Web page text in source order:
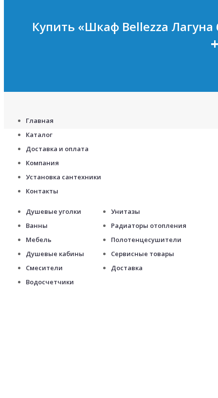
Купить «Шкаф Bellezza
Главная
Каталог
Доставка и оплата
Компания
Установка сантехники
Контакты
Душевые уголки
Ванны
Мебель
Душевые кабины
Смесители
Водосчетчики
Унитазы
Радиаторы отопления
Полотенцесушители
Сервисные товары
Доставка